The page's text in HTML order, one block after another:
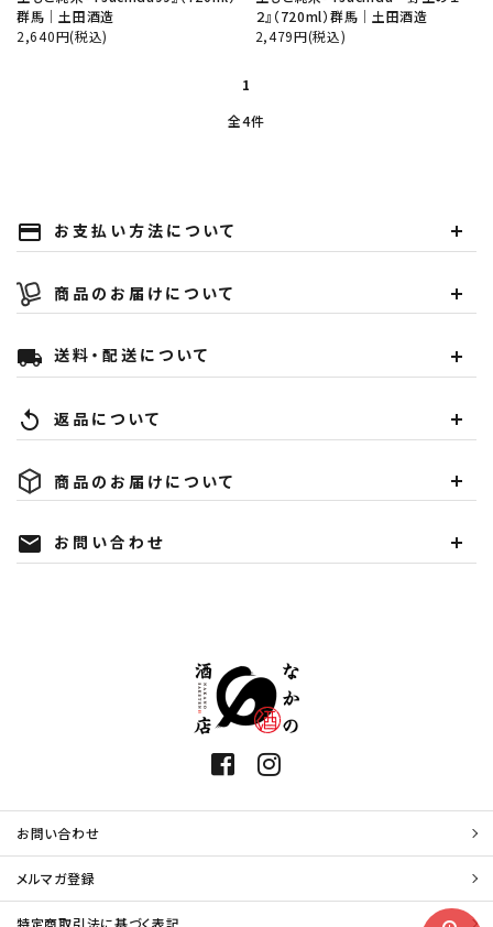
群馬│土田酒造
2,640円(税込)
２』（720ml）群馬│土田酒造
2,479円(税込)
1
全4件
payment お支払い方法について
商品のお届けについて
local_shipping 送料・配送について
replay 返品について
商品のお届けについて
mail お問い合わせ
お問い合わせ
メルマガ登録
特定商取引法に基づく表記